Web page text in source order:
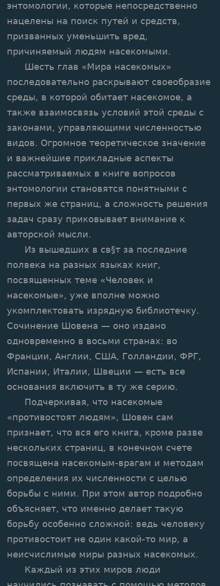
энтомологии, которые непосредственно
нацелены на поиск путей и средств,
призванных уменьшить вред,
причиняемый людям насекомыми.
Шесть глав «Мира насекомых»
последовательно раскрывают своеобразие
среды, в которой обитает насекомое, а
также взаимосвязь условий этой среды с
законами, управляющими численностью
видов. Огромное теоретическое значение
и важнейшие прикладные аспекты
рассматриваемых в книге вопросов
энтомологии становятся понятными с
первых же страниц, а сложность решения
задач сразу приковывает внимание к
авторской мысли.
Из вышедших в св§т за последние
полвека на разных языках книг,
посвященных теме «Человек и
насекомые», уже вполне можно
укомплектовать изрядную библиотечку.
Сочинение Шовена — оно издано
одновременно в восьми странах: во
Франции, Англии, США, Голландии, ФРГ,
Испании, Италии, Швеции — есть все
основания включить в ту же серию.
Подчеркивая, что насекомые
«противостоят людям», Шовен сам
признает, что вся его книга, кроме разве
нескольких страниц, в конечном счете
посвящена насекомым-врагам и методам
определения их численности с целью
борьбы с ними. При этом автор подробно
объясняет, что именно делает такую
борьбу особенно сложной: ведь человеку
противостоит не один какой-то мир, а
неисчислимые миры разных насекомых.
Каждый из этих миров люди